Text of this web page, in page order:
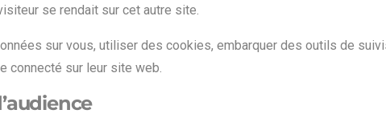
se rendait sur cet autre site.
sur vous, utiliser des cookies, embarquer des outils de
connecté sur leur site web.